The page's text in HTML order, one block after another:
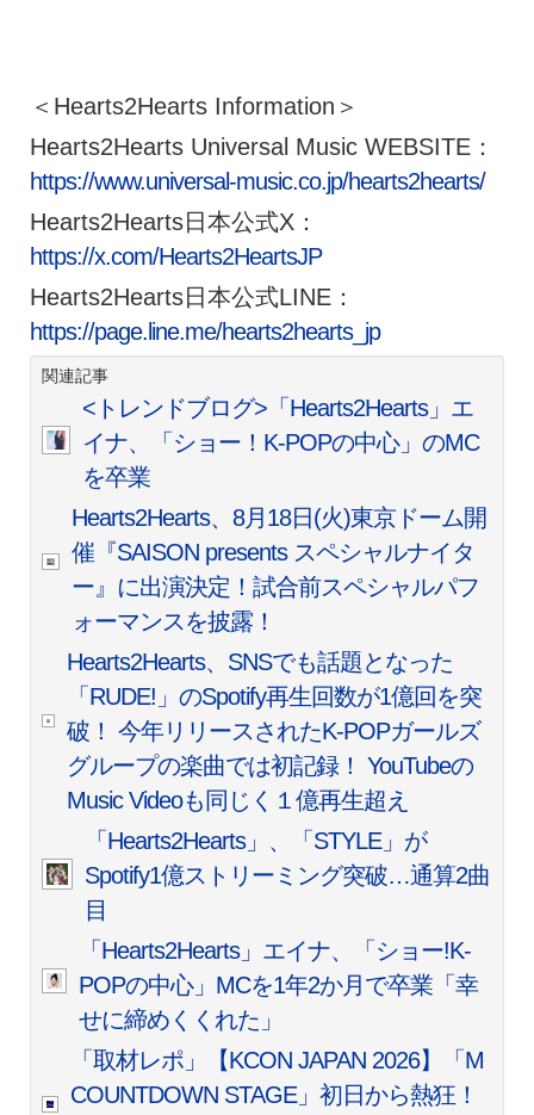
＜Hearts2Hearts Information＞
Hearts2Hearts Universal Music WEBSITE：
https://www.universal-music.co.jp/hearts2hearts/
Hearts2Hearts日本公式X：
https://x.com/Hearts2HeartsJP
Hearts2Hearts日本公式LINE：
https://page.line.me/hearts2hearts_jp
関連記事
<トレンドブログ>「Hearts2Hearts」エ
イナ、「ショー！K-POPの中心」のMC
を卒業
Hearts2Hearts、8月18日(火)東京ドーム開
催『SAISON presents スペシャルナイタ
ー』に出演決定！試合前スペシャルパフ
ォーマンスを披露！
Hearts2Hearts、SNSでも話題となった
「RUDE!」のSpotify再生回数が1億回を突
破！ 今年リリースされたK-POPガールズ
グループの楽曲では初記録！ YouTubeの
Music Videoも同じく１億再生超え
「Hearts2Hearts」、「STYLE」が
Spotify1億ストリーミング突破…通算2曲
目
「Hearts2Hearts」エイナ、「ショー!K-
POPの中心」MCを1年2か月で卒業「幸
せに締めくくれた」
「取材レポ」【KCON JAPAN 2026】「M
COUNTDOWN STAGE」初日から熱狂！